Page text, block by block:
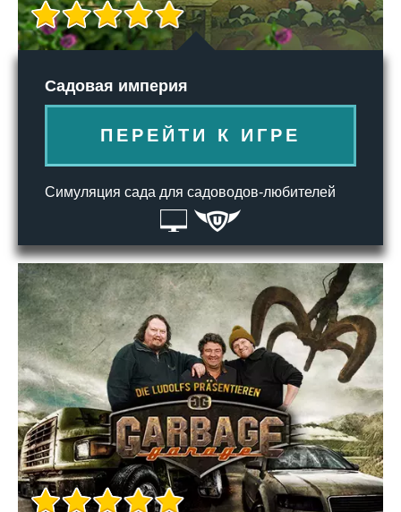
Садовая империя
ПЕРЕЙТИ К ИГРЕ
Симуляция сада для садоводов-любителей